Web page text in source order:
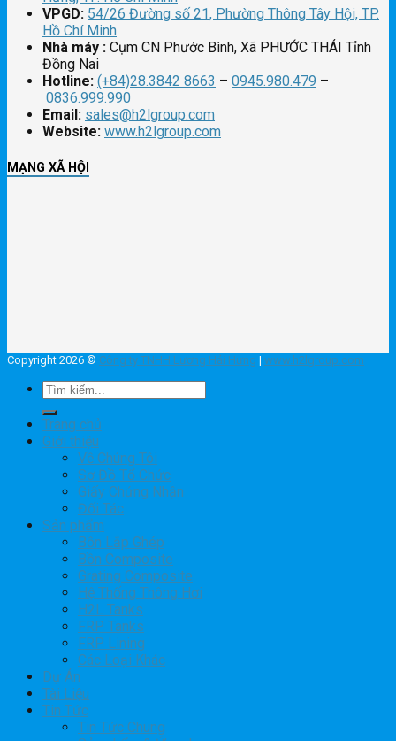
VPGD: 54/26 Đường số 21, Phường Thông Tây Hội, TP.
Hồ Chí Minh
Nhà máy : Cụm CN Phước Bình, Xã PHƯỚC THÁI Tỉnh
Đồng Nai
Hotline: (+84)28.3842 8663 – 0945.980.479 –
0836.999.990
Email: sales@h2lgroup.com
Website: www.h2lgroup.com
MẠNG XÃ HỘI
Copyright 2026 © Công ty TNHH Lương Hải Hưng | www.h2lgroup.com
Tìm
Trang chủ
Giới thiệu
Về Chúng Tôi
Sơ Đồ Tổ Chức
Giấy Chứng Nhận
Đối Tác
Sản phẩm
Bồn Lắp Ghép
Bồn Composite
Grating Composite
Hệ Thống Thông Hơi
H2L Tanks
FRP Tanks
FRP Lining
Các Loại Khác
Dự Án
Tài Liệu
Tin Tức
Tin Tức Chung